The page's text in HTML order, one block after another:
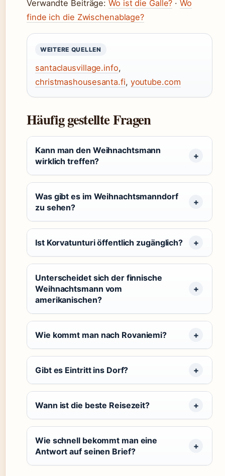
Verwandte Beiträge: Wo ist die Galle? ·Wo
finde ich die Zwischenablage?
WEITERE QUELLEN
santaclausvillage.info,
christmashousesanta.fi, youtube.com
Häufig gestellte Fragen
Kann man den Weihnachtsmann
wirklich treffen?
Was gibt es im Weihnachtsmanndorf
zu sehen?
Ist Korvatunturi öffentlich zugänglich?
Unterscheidet sich der finnische
Weihnachtsmann vom
amerikanischen?
Wie kommt man nach Rovaniemi?
Gibt es Eintritt ins Dorf?
Wann ist die beste Reisezeit?
Wie schnell bekommt man eine
Antwort auf seinen Brief?